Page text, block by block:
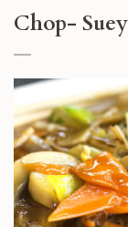
Chop- Suey